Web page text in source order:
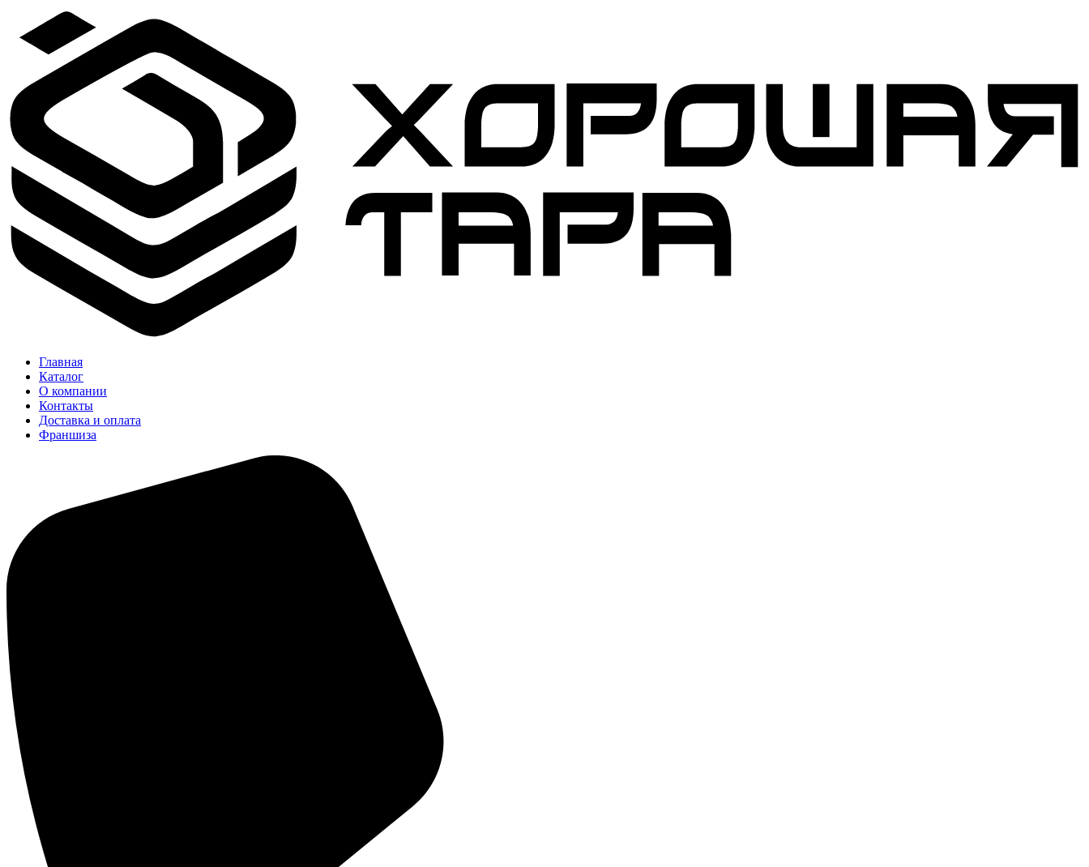
Главная
Каталог
О компании
Контакты
Доставка и оплата
Франшиза